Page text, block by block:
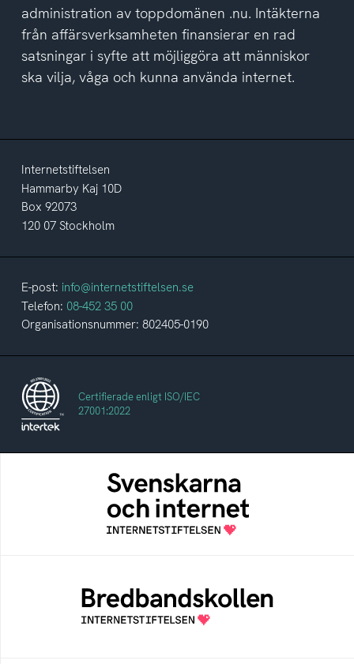
administration av toppdomänen .nu. Intäkterna
från affärsverksamheten finansierar en rad
satsningar i syfte att möjliggöra att människor
ska vilja, våga och kunna använda internet.
Internetstiftelsen
Hammarby Kaj 10D
Box 92073
120 07 Stockholm
E-post: info@internetstiftelsen.se
Telefon: 08-452 35 00
Organisationsnummer: 802405-0190
Certifierade enligt ISO/IEC
27001:2022
Svenskarna och internet
En årlig studie av svenska folkets
internetvanor
Bredbandskollen är ett oberoende
konsumentverktyg som drivs av
Internetstiftelsen